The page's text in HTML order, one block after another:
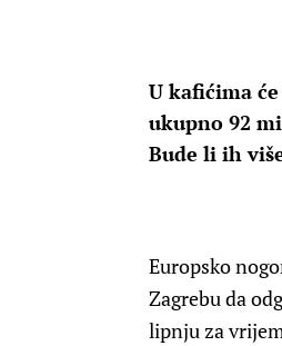
U kafićima
ukupno 92
Bude li ih
Europsko
Zagrebu da
lipnju za